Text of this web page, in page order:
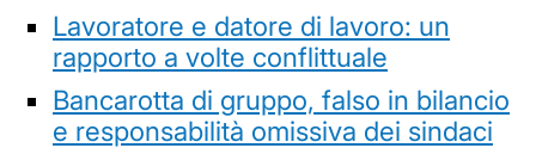
Lavoratore e datore di lavoro: un
rapporto a volte conflittuale
Bancarotta di gruppo, falso in bilancio
e responsabilità omissiva dei sindaci